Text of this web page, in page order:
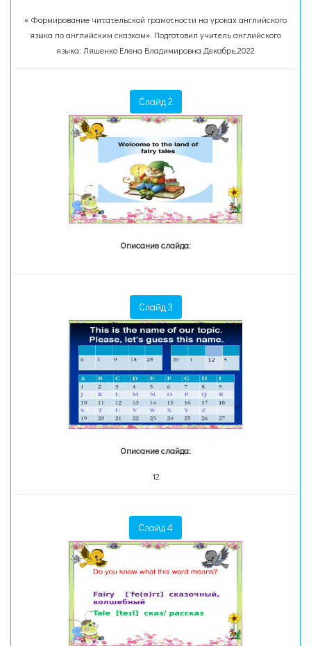
« Формирование читательской грамотности на уроках английского
языка по английским сказкам». Подготовил учитель английского
языка: Ляшенко Елена Владимировна Декабрь,2022
Слайд 2
Описание слайда:
Слайд 3
Описание слайда:
12
Слайд 4